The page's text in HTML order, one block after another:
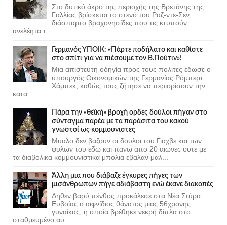
Στο δυτικό άκρο της περιοχής της Βρετάνης της
Γαλλίας βρίσκεται το στενό του Ραζ-ντε-Σεν,
διάσπαρτο βραχονησίδες που τις κτυπούν
ανελέητα τ...
Γερμανός ΥΠΟΙΚ: «Πάρτε ποδήλατο και καθίστε
στο σπίτι για να πιέσουμε τον Β.Πούτιν»!
Μια απίστευτη οδηγία προς τους πολίτες έδωσε ο
υπουργός Οικονομικών της Γερμανίας Ρόμπερτ
Χάμπεκ, καθώς τους ζήτησε να περιορίσουν την
κατα...
Πάρα την «θεϊκή» βροχή ορδες δούλοι πήγαν στο
σύνταγμα παρέα με τα παράσιτα του κακού
γνωστοί ως κομμουνιστες
Μυαλο δεν βαζουν οι δουλοι του Γιαχβε και των
φυλων του εδω και πανω απο 20 αιωνες ουτε με
τα διαβολικα κομμουνιστικα μπολια εβαλαν μαλ...
Άλλη μια που διάβαζε έγκυρες πήγες των
μισάνθρωπων πήγε αδιάβαστη ενώ έκανε διακοπές
Δηθεν βαρύ πένθος προκάλεσε στα Νέα Στύρα
Ευβοίας ο αιφνίδιος θάνατος μιας 56χρονης
γυναίκας, η οποία βρέθηκε νεκρή δίπλα στο
σταθμευμένο αυ...